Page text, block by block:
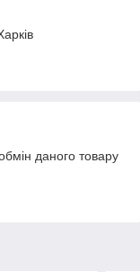
даного товару